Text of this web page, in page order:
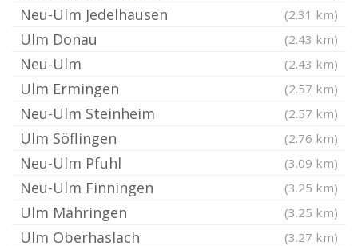
Neu-Ulm Jedelhausen (2.31 km)
Ulm Donau (2.43 km)
Neu-Ulm (2.43 km)
Ulm Ermingen (2.57 km)
Neu-Ulm Steinheim (2.57 km)
Ulm Söflingen (2.76 km)
Neu-Ulm Pfuhl (3.09 km)
Neu-Ulm Finningen (3.25 km)
Ulm Mähringen (3.25 km)
Ulm Oberhaslach (3.27 km)